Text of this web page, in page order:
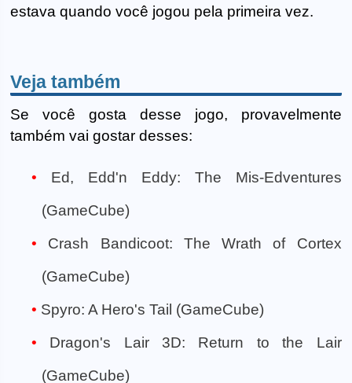
estava quando você jogou pela primeira vez.
Veja também
Se você gosta desse jogo, provavelmente
também vai gostar desses:
Ed, Edd'n Eddy: The Mis-Edventures
(GameCube)
Crash Bandicoot: The Wrath of Cortex
(GameCube)
Spyro: A Hero's Tail (GameCube)
Dragon's Lair 3D: Return to the Lair
(GameCube)